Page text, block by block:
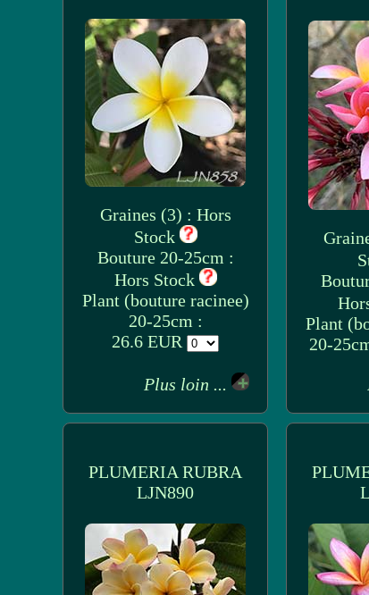
Graines (3) : Hors
Stock
Bouture 20-25cm :
Hors Stock
Plant (bouture racinee)
20-25cm :
26.6 EUR
Plus loin ...
Plant
20-
PLUMERIA RUBRA
LJN890